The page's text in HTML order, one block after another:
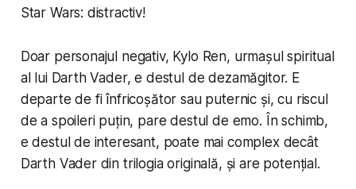
Star Wars: distractiv!
Doar personajul negativ, Kylo Ren, urmașul spiritual
al lui Darth Vader, e destul de dezamăgitor. E
departe de fi înfricoșător sau puternic și, cu riscul
de a spoileri puțin, pare destul de emo. În schimb,
e destul de interesant, poate mai complex decât
Darth Vader din trilogia originală, și are potențial.